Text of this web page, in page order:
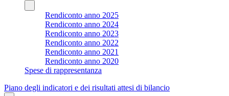
Rendiconto anno 2025
Rendiconto anno 2024
Rendiconto anno 2023
Rendiconto anno 2022
Rendiconto anno 2021
Rendiconto anno 2020
Spese di rappresentanza
Piano degli indicatori e dei risultati attesi di bilancio